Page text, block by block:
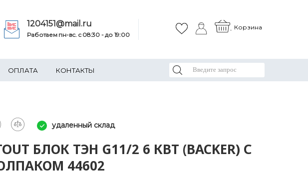
1204151@mail.ru
Работаем пн-вс. c 08:30 - до 19:00
Корзина
ОПЛАТА КОНТАКТЫ
удаленный склад
БЛОК ТЭН G11/2 6 КВТ (BACKER) С
44602